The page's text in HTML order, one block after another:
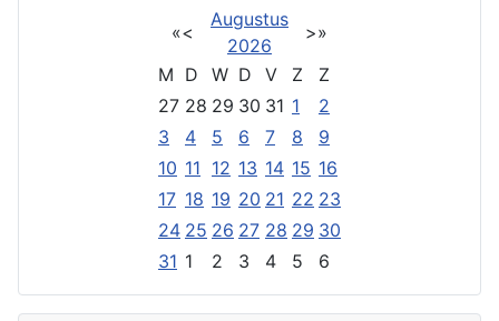
«<
Augustus
2026
>»
M D W D V Z
Z
27 28 29 30 31 1
2
3
4 5 6 7 8
9
10 11 12 13 14 15 16
17 18 19 20 21 22 23
24 25 26 27 28 29 30
31 1 2 3 4 5 6